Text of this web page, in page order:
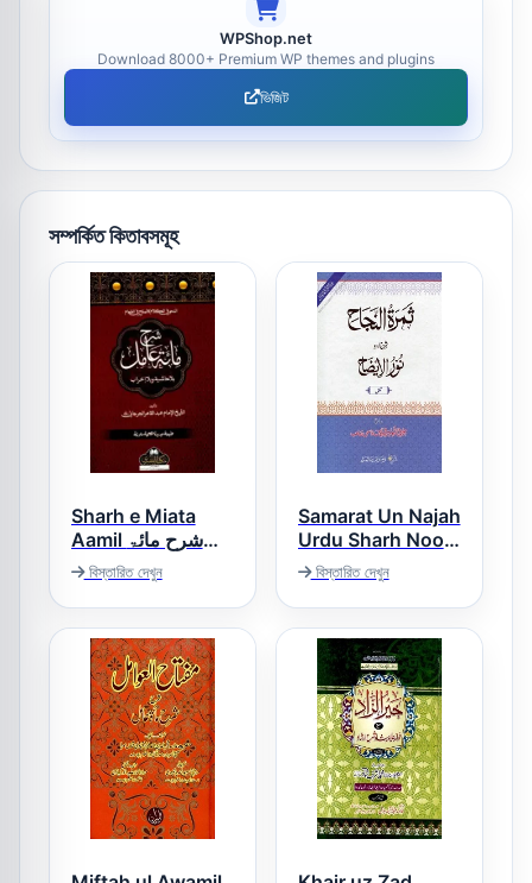
WPShop.net
Download 8000+ Premium WP themes and plugins
ভিজিট
সম্পর্কিত কিতাবসমূহ
Sharh e Miata
Aamil شرح مائۃ
عامل
বিস্তারিত দেখুন
Samarat Un Najah
Urdu Sharh Noor
ul Eizah ثمرۃ
النجاح اردو شرح نور
الایضاح
বিস্তারিত দেখুন